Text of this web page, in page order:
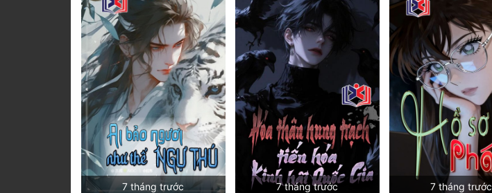
7 tháng trước
7 tháng trước
7 tháng trước